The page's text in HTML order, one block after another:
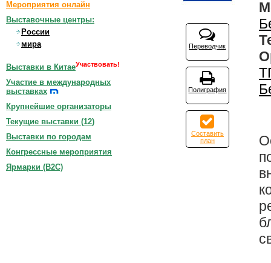
Переводчик
Полиграфия
Составить
план
Мероприятия онлайн
Выставочные центры:
России
мира
Выставки в КитаеУчаствовать!
Участие в международных
выставках
Крупнейшие организаторы
Текущие выставки (12)
Выставки по городам
Конгрессные мероприятия
Ярмарки (B2C)